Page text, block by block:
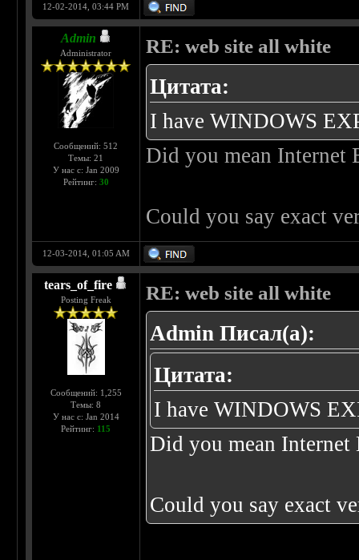
12-02-2014, 03:44 PM
Admin
Administrator
Сообщений: 512
Темы: 21
У нас с: Jan 2009
Рейтинг: 30
RE: web site all white
Цитата:
I have WINDOWS
Did you mean Internet
Could you say exact
12-03-2014, 01:05 AM
tears_of_fire
Posting Freak
Сообщений: 1,255
Темы: 8
У нас с: Jan 2014
Рейтинг: 115
RE: web site all white
Admin Писал(а):
Цитата:
I have WINDOWS
Did you mean Internet
Could you say exact